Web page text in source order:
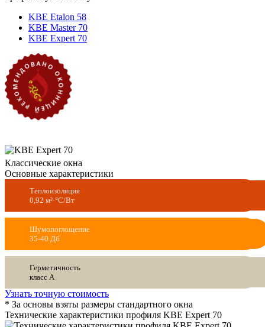
KBE Etalon 58
KBE Master 70
KBE Expert 70
Классические окна
Основные характеристики
Теплоизоляция
0,92 м²·°C/Вт
Шумопоглощение
35-40 Дб
Герметичность
класс А
Узнать точную стоимость
* За основы взяты размеры стандартного окна
Технические характеристики профиля KBE Expert 70